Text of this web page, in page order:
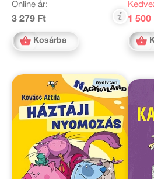
Online ár:
3 279 Ft
Kosárba
1 500